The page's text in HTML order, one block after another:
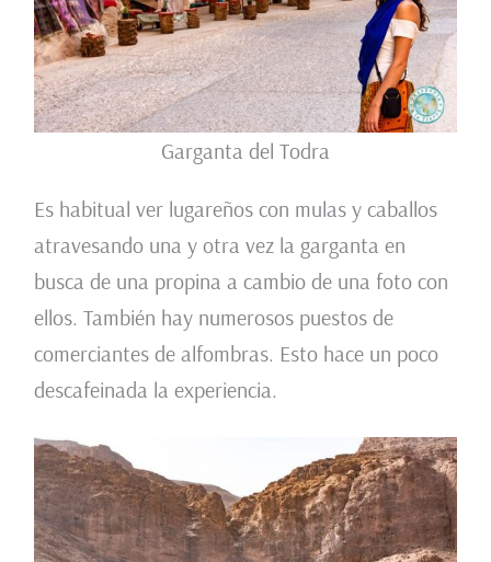
Garganta del Todra
Es habitual ver lugareños con mulas y caballos
atravesando una y otra vez la garganta en
busca de una propina a cambio de una foto con
ellos. También hay numerosos puestos de
comerciantes de alfombras. Esto hace un poco
descafeinada la experiencia.